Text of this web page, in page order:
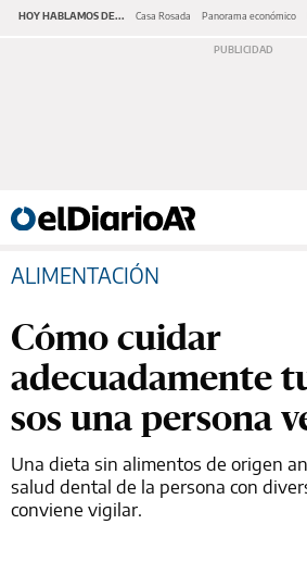
HOY HABLAMOS DE... Casa Rosada Panorama económico
ALIMENTACIÓN
Cómo cuidar
adecuadamente
sos una persona
Una dieta sin alimentos de origen
salud dental de la persona con
conviene vigilar.